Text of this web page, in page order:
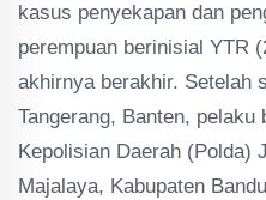
kasus penyekapan dan
perempuan berinisial YTR
akhirnya berakhir. Setelah
Tangerang, Banten,
Kepolisian Daerah (Polda)
Majalaya, Kabupaten